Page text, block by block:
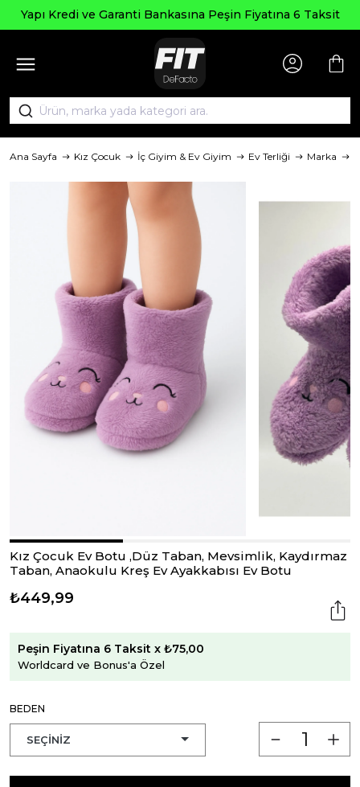
Kredi ve Garanti Bankasına Peşin Fiyatına 6 Taksit
Ana Sayfa Kız Çocuk İç Giyim & Ev Giyim Ev Terliği Marka
Kız Çocuk Ev Botu ,Düz Taban, Mevsimlik, Kaydırmaz
Taban, Anaokulu Kreş Ev Ayakkabısı Ev Botu
₺449,99
Peşin Fiyatına 6 Taksit x ₺75,00
Worldcard ve Bonus'a Özel
BEDEN